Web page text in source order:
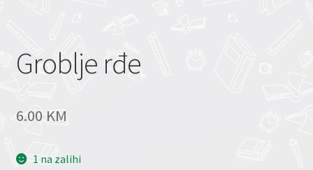
Groblje rđe
6.00 KM
1 na zalihi